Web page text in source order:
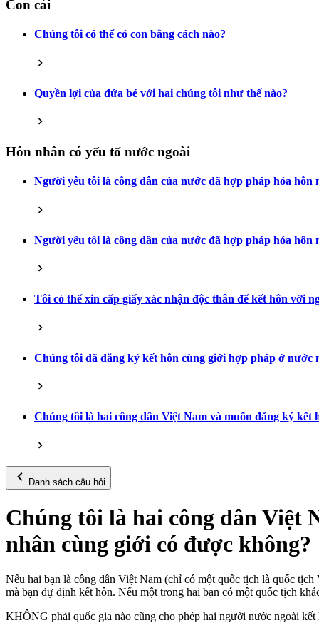
Con cái
Chúng tôi có thể có con bằng cách nào?
Quyền lợi của đứa bé với hai chúng tôi như thế nào?
Hôn nhân có yếu tố nước ngoài
Người yêu tôi là công dân của nước đã hợp pháp hóa
Người yêu tôi là công dân của nước đã hợp pháp hóa
Tôi có thể xin cấp giấy xác nhận độc thân để kết hôn với
Chúng tôi đã đăng ký kết hôn cùng giới hợp pháp ở nước
Chúng tôi là hai công dân Việt Nam và muốn đăng ký
Danh sách câu hỏi
Chúng tôi là hai công dân Việt
nhân cùng giới có được không?
Nếu hai bạn là công dân Việt Nam (chỉ có một quốc tịch là quốc
mà bạn dự định kết hôn. Nếu một trong hai bạn có một quốc tịch
KHÔNG phải quốc gia nào cũng cho phép hai người nước ngoài